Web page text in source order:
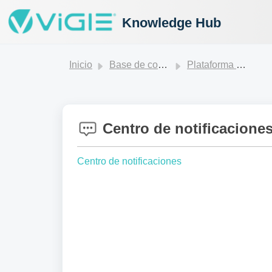
Knowledge Hub
Inicio Base de conocimientos Plataforma ViGIE
Centro de
Centro de notificaciones